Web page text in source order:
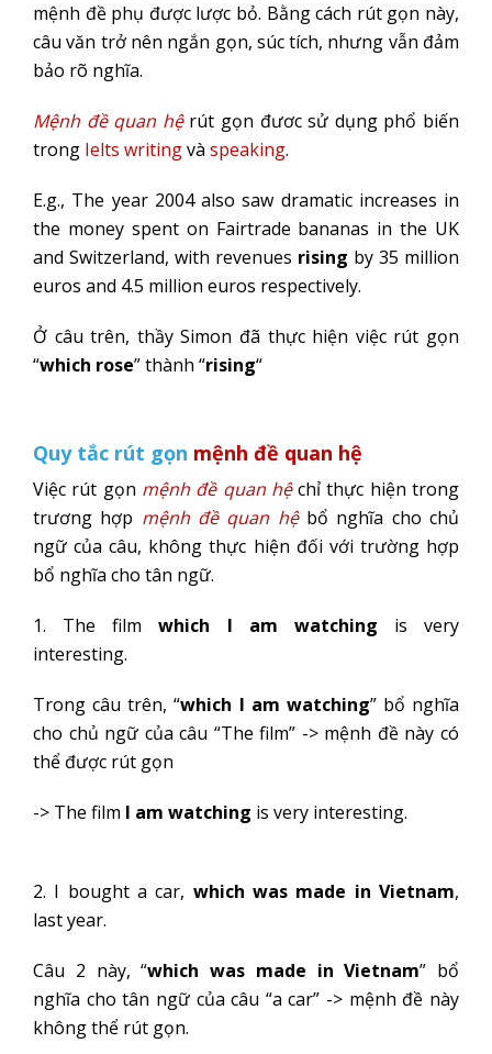
mệnh đề phụ được lược bỏ. Bằng cách rút gọn này,
câu văn trở nên ngắn gọn, súc tích, nhưng vẫn đảm
bảo rõ nghĩa.
Mệnh đề quan hệrút gọn đươc sử dụng phổ biến
trong Ielts writingvà speaking.
E.g., The year 2004 also saw dramatic increases in
the money spent on Fairtrade bananas in the UK
and Switzerland, with revenues rising by 35 million
euros and 4.5 million euros respectively.
Ở câu trên, thầy Simon đã thực hiện việc rút gọn
“which rose” thành “rising“
Quy tắc rút gọn mệnh đề quan hệ
Việc rút gọn mệnh đề quan hệchỉ thực hiện trong
trương hợp mệnh đề quan hệbổ nghĩa cho chủ
ngữ của câu, không thực hiện đối với trường hợp
bổ nghĩa cho tân ngữ.
1. The filmwhich I am watching is very
interesting.
Trong câu trên, “which I am watching” bổ nghĩa
cho chủ ngữ của câu “The film” -> mệnh đề này có
thể được rút gọn
-> The film I am watching is very interesting.
2. I bought a car, which was made in Vietnam,
last year.
Câu 2 này, “which was made in Vietnam” bổ
nghĩa cho tân ngữ của câu “a car” -> mệnh đề này
không thể rút gọn.